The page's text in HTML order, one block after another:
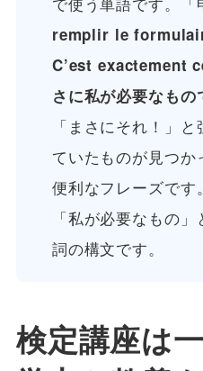
remplir le
C’est exactement
さに私が必要なもの
「まさにそれ！」
ていたものが見つか
便利なフレーズです
「私が必要なもの
詞の構文です。
検定講座は